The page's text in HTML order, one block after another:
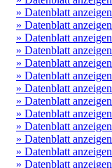
» Datenblatt anzeigen
» Datenblatt anzeigen
» Datenblatt anzeigen
» Datenblatt anzeigen
» Datenblatt anzeigen
» Datenblatt anzeigen
» Datenblatt anzeigen
» Datenblatt anzeigen
» Datenblatt anzeigen
» Datenblatt anzeigen
» Datenblatt anzeigen
» Datenblatt anzeigen
» Datenblatt anzeigen